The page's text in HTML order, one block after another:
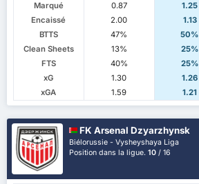
Marqué
0.87 1.25
Encaissé
2.00 1.13
BTTS
47% 50%
Clean Sheets
13% 25%
FTS
40% 25%
xG
1.30 1.26
xGA
1.59 1.21
FK Arsenal Dzyarzhynsk
Biélorussie - Vysheyshaya Liga
Position dans la ligue.10 / 16